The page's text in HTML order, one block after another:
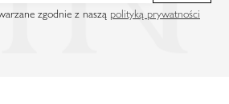
zgodnie z naszą polityką prywatności